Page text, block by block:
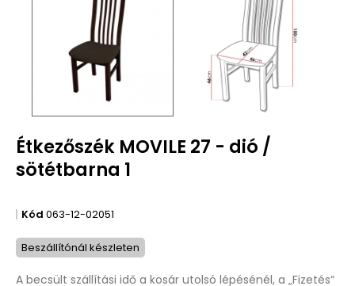
Étkezőszék MOVILE 27 - dió /
sötétbarna 1
Kód 063-12-02051
Beszállítónál készleten
A becsült szállítási idő a kosár utolsó lépésénél, a „Fizetés“